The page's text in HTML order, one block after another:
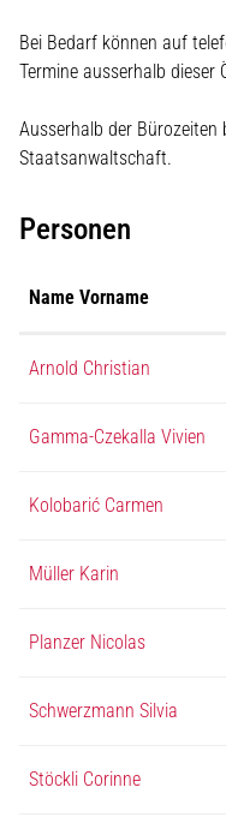
Bei Bedarf können auf
Termine ausserhalb dieser
Ausserhalb der
Staatsanwaltschaft.
Personen
Name Vorname
Arnold Christian
Gamma-Czekalla Vivien
Kolobarić Carmen
Müller Karin
Planzer Nicolas
Schwerzmann Silvia
Stöckli Corinne